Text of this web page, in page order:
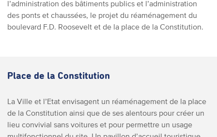
l’administration des bâtiments publics et l’administration
des ponts et chaussées, le projet du réaménagement du
boulevard F.D. Roosevelt et de la place de la Constitution.
Place de la Constitution
La Ville et l’Etat envisagent un réaménagement de la place
de la Constitution ainsi que de ses alentours pour créer un
lieu convivial sans voitures et pour permettre un usage